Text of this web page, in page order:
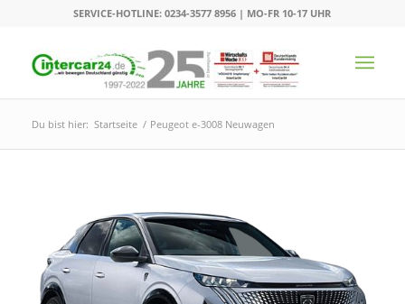
SERVICE-HOTLINE: 0234-3577 8956 | MO-FR 10-17 UHR
Du bist hier: Startseite / Peugeot e-3008 Neuwagen